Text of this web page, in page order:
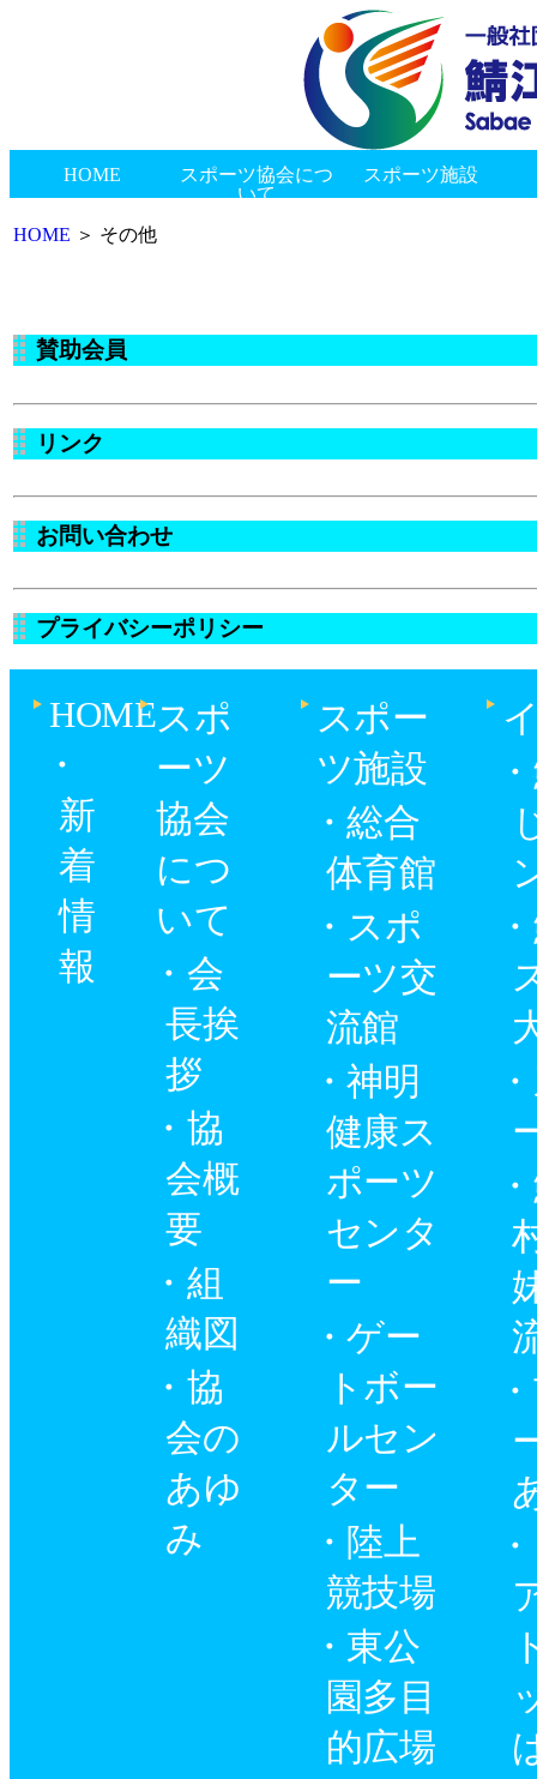
HOME
スポーツ協会につ
いて
協会のあゆみ
スポーツ施設
総合体育館
スポーツ交流館
神明健康スポーツセンター
ゲートボールセンター
陸上競技場
東公園多目的広場
市民プール
西山公園野球場
南公園グラウンド
御幸公園グラウンド
西公園グラウンド
神中公園テニスコート
丸山公園多目的グラウンド
鯖江つつじマラソン
鯖江市民スポーツ大会
県民スポーツ祭
鯖江市・村上市姉妹都市交流事業
市民スポーツふれあい事業
ジュニアアスリートクリニックinさばえ
指導者研修会
表彰式・加盟団体合同懇親会
鯖江市長旗争奪高等学校野球大会
その他イベント
地区スポーツ協会
種目協会・連盟
お問い合わせ
プライバシーポリシー
HOME ＞ その他
賛助会員
リンク
お問い合わせ
プライバシーポリシー
HOME
新
着
情
報
スポ
ーツ
協会
につ
いて
会
長挨
拶
協
会概
要
組
織図
協
会の
あゆ
み
スポー
ツ施設
総合
体育館
スポ
ーツ交
流館
神明
健康ス
ポーツ
センタ
ー
ゲー
トボー
ルセン
ター
陸上
競技場
東公
園多目
的広場